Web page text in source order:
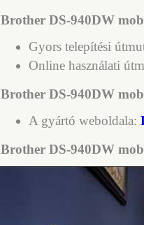
Brother DS-940DW
Gyors telepítési
Online használati
Brother DS-940DW
A gyártó weboldala:
Brother DS-940DW